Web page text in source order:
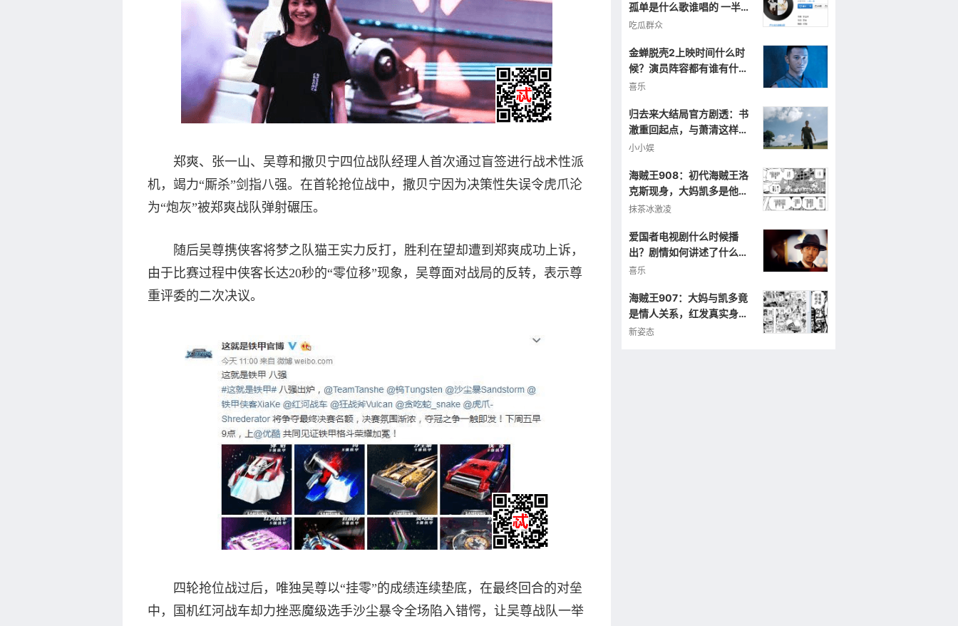
郑爽、张一山、吴尊和撒贝宁四位战队经理人首次通过盲签进行战术性派
机，竭力“厮杀”剑指八强。在首轮抢位战中，撒贝宁因为决策性失误令虎爪沦
为“炮灰”被郑爽战队弹射碾压。
随后吴尊携侠客将梦之队猫王实力反打，胜利在望却遭到郑爽成功上诉，
由于比赛过程中侠客长达20秒的“零位移”现象，吴尊面对战局的反转，表示尊
重评委的二次决议。
四轮抢位战过后，唯独吴尊以“挂零”的成绩连续垫底，在最终回合的对垒
中，国机红河战车却力挫恶魔级选手沙尘暴令全场陷入错愕，让吴尊战队一举
孤单是什么歌谁唱的 一半一
半完整歌词
吃瓜群众
金蝉脱壳2上映时间什么时
候？演员阵容都有谁有什么
看点呢？
喜乐
归去来大结局官方剧透：书
澈重回起点，与萧清这样重
逢
小小娱
海贼王908：初代海贼王洛
克斯现身，大妈凯多是他的
小弟，曾打败罗杰！
抹茶冰激凌
爱国者电视剧什么时候播
出？剧情如何讲述了什么样
的故事？
喜乐
海贼王907：大妈与凯多竟
是情人关系，红发真实身份
让人震惊！
新姿态